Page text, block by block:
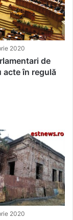
2020
de
acte în regulă
2020